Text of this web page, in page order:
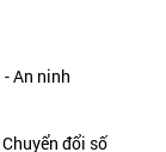
An ninh
đổi số